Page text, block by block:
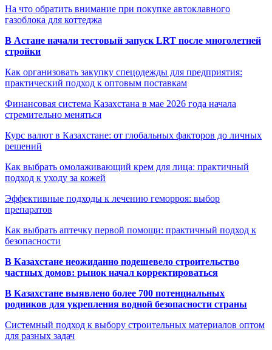
На что обратить внимание при покупке автоклавного
газоблока для коттеджа
В Астане начали тестовый запуск LRT после многолетней
стройки
Как организовать закупку спецодежды для предприятия:
практический подход к оптовым поставкам
Финансовая система Казахстана в мае 2026 года начала
стремительно меняться
Курс валют в Казахстане: от глобальных факторов до личных
решений
Как выбрать омолаживающий крем для лица: практичный
подход к уходу за кожей
Эффективные подходы к лечению геморроя: выбор
препаратов
Как выбрать аптечку первой помощи: практичный подход к
безопасности
В Казахстане неожиданно подешевело строительство
частных домов: рынок начал корректироваться
В Казахстане выявлено более 700 потенциальных
родников для укрепления водной безопасности страны
Системный подход к выбору строительных материалов оптом
для разных задач